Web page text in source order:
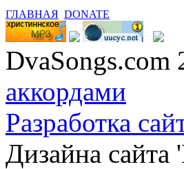
ГЛАВНАЯ DONATE
аккордами
Разработка
Дизайна сайта